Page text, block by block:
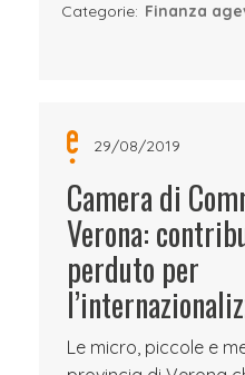
Categorie: Finanza
29/08/2019
Camera di
Verona:
perduto per
Le micro, piccole e